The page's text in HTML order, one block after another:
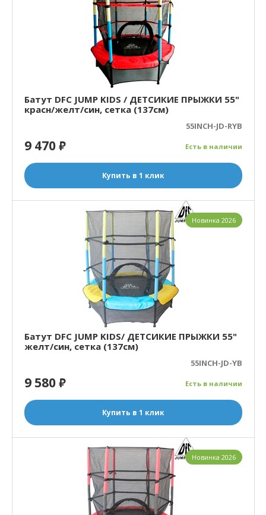
Батут DFC JUMP KIDS / ДЕТСИКИЕ ПРЫЖКИ 55"
красн/желт/син, сетка (137см)
55INCH-JD-RYB
Есть в наличии
9 470₽
Купить в 1 клик
Батут DFC JUMP KIDS/ ДЕТСИКИЕ ПРЫЖКИ 55"
желт/син, сетка (137см)
55INCH-JD-YB
Есть в наличии
9 580₽
Купить в 1 клик
Новинка 2026
Новинка 2026